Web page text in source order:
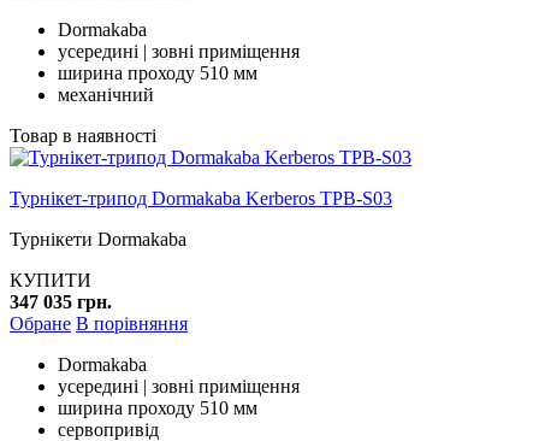
Dormakaba
усередині | зовні приміщення
ширина проходу 510 мм
механічний
Товар в наявності
Турнікет-трипод Dormakaba Kerberos TPB-S03
Турнікети Dormakaba
КУПИТИ
347 035 грн.
Обране В порівняння
Dormakaba
усередині | зовні приміщення
ширина проходу 510 мм
сервопривід